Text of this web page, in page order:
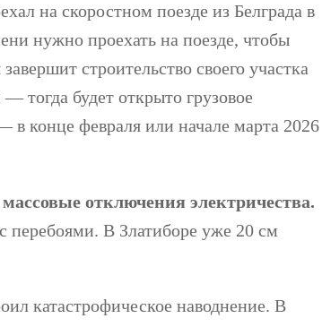
на скоростном поезде из Белграда в
нужно проехать на поезде, чтобы
строительство своего участка
тогда будет открыто грузовое
в конце февраля или начале марта 2026
отключения электричества.
перебоями. В Златиборе уже 20 см
катастрофическое наводнение. В